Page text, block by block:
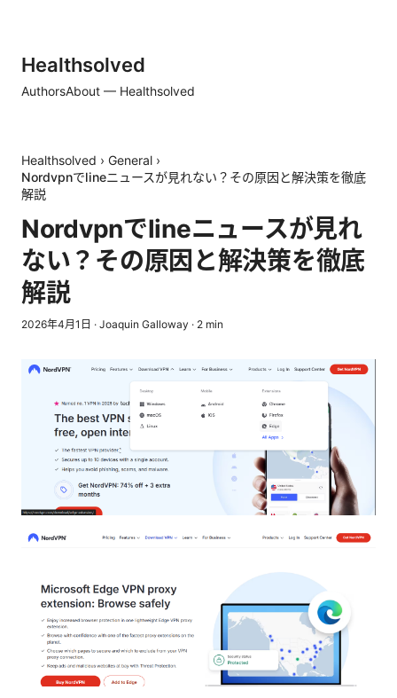
Healthsolved
AuthorsAbout — Healthsolved
Healthsolved › General ›
Nordvpnでlineニュースが見れない？その原因と解決策を徹底
解説
Nordvpnでlineニュースが見れ
ない？その原因と解決策を徹底
解説
2026年4月1日 · Joaquin Galloway · 2 min